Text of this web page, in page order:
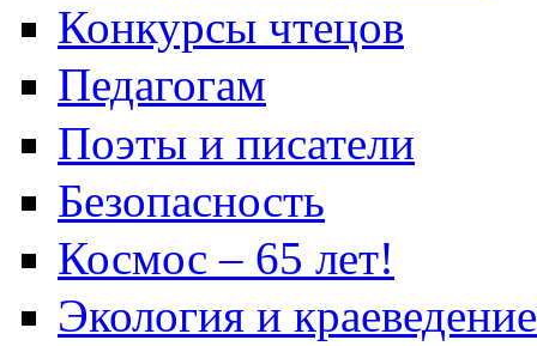
Конкурсы чтецов
Педагогам
Поэты и писатели
Безопасность
Космос – 65 лет!
Экология и краеведение